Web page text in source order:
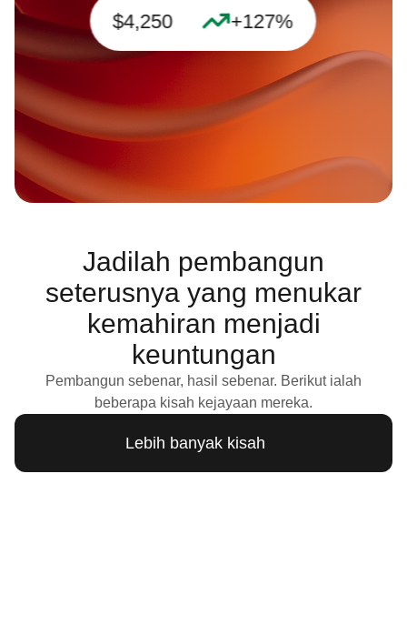
$4,250 +127%
Jadilah pembangun
seterusnya yang menukar
kemahiran menjadi
keuntungan
Pembangun sebenar, hasil sebenar. Berikut ialah
beberapa kisah kejayaan mereka.
Lebih banyak kisah